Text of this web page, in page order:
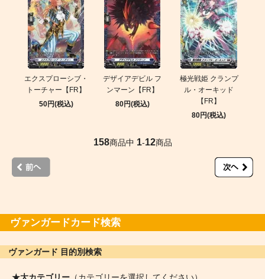
エクスプローシブ・
トーチャー【FR】
50円(税込)
デザイアデビル フ
ンマーン【FR】
80円(税込)
極光戦姫 クランプ
ル・オーキッド
【FR】
80円(税込)
158商品中 1-12商品
ヴァンガードカード検索
ヴァンガード 目的別検索